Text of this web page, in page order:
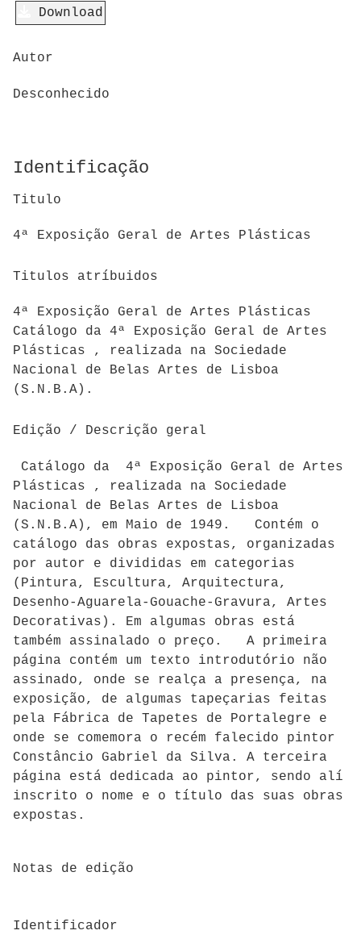
Download
Autor
Desconhecido
Identificação
Titulo
4ª Exposição Geral de Artes Plásticas
Titulos atríbuidos
4ª Exposição Geral de Artes Plásticas
Catálogo da 4ª Exposição Geral de Artes
Plásticas , realizada na Sociedade
Nacional de Belas Artes de Lisboa
(S.N.B.A).
Edição / Descrição geral
Catálogo da 4ª Exposição Geral de Artes
Plásticas , realizada na Sociedade
Nacional de Belas Artes de Lisboa
(S.N.B.A), em Maio de 1949. Contém o
catálogo das obras expostas, organizadas
por autor e divididas em categorias
(Pintura, Escultura, Arquitectura,
Desenho-Aguarela-Gouache-Gravura, Artes
Decorativas). Em algumas obras está
também assinalado o preço. A primeira
página contém um texto introdutório não
assinado, onde se realça a presença, na
exposição, de algumas tapeçarias feitas
pela Fábrica de Tapetes de Portalegre e
onde se comemora o recém falecido pintor
Constâncio Gabriel da Silva. A terceira
página está dedicada ao pintor, sendo alí
inscrito o nome e o título das suas obras
expostas.
Notas de edição
Identificador